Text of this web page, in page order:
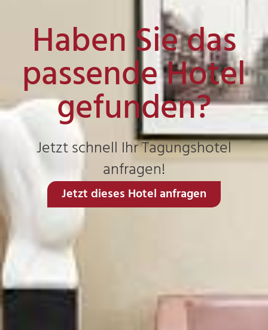
Haben Sie das
passende Hotel
gefunden?
Jetzt schnell Ihr Tagungshotel
anfragen!
Jetzt dieses Hotel anfragen